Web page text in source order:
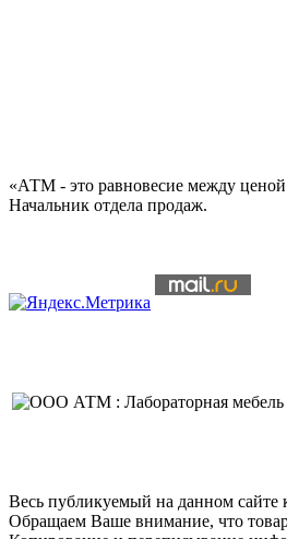
«АТМ - это равновесие между ценой
Начальник отдела продаж.
Весь публикуемый на данном сайте
Обращаем Ваше внимание, что